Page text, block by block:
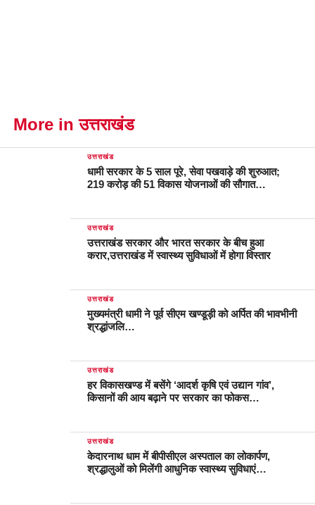
More in उत्तराखंड
उत्तराखंड
धामी सरकार के 5 साल पूरे, सेवा पखवाड़े की शुरुआत;
219 करोड़ की 51 विकास योजनाओं की सौगात…
उत्तराखंड
उत्तराखंड सरकार और भारत सरकार के बीच हुआ
करार,उत्तराखंड में स्वास्थ्य सुविधाओं में होगा विस्तार
उत्तराखंड
मुख्यमंत्री धामी ने पूर्व सीएम खण्डूड़ी को अर्पित की भावभीनी
श्रद्धांजलि…
उत्तराखंड
हर विकासखण्ड में बसेंगे ‘आदर्श कृषि एवं उद्यान गांव’,
किसानों की आय बढ़ाने पर सरकार का फोकस…
उत्तराखंड
केदारनाथ धाम में बीपीसीएल अस्पताल का लोकार्पण,
श्रद्धालुओं को मिलेंगी आधुनिक स्वास्थ्य सुविधाएं…